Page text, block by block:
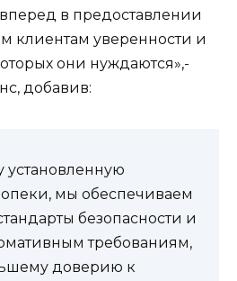
в предоставлении
клиентам уверенности и
они нуждаются»,-
добавив:
установленную
мы обеспечиваем
безопасности и
требованиям,
доверию к